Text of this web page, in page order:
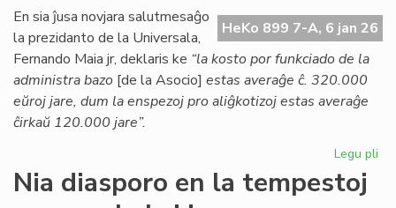
agonianta
SAT
HeKo 899 7-A, 6 jan 26
En sia ĵusa novjara salutmesaĝo
la prezidanto de la Universala,
Fernando Maia jr, deklaris ke “la kosto por funkciado de la
administra bazo [de la Asocio] estas averaĝe ĉ. 320.000
eŭroj jare, dum la enspezoj pro aliĝkotizoj estas averaĝe
ĉirkaŭ 120.000 jare”.
Legu pli
Nia diasporo en la tempestoj